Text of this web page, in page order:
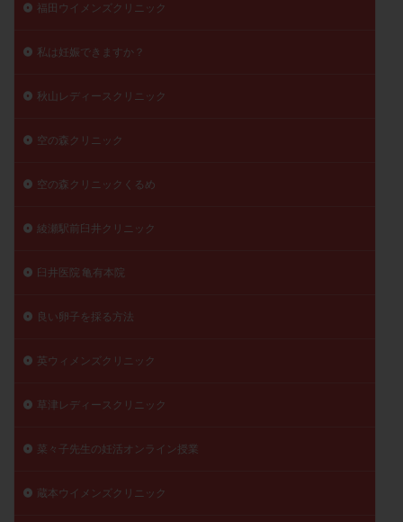
福田ウイメンズクリニック
私は妊娠できますか？
秋山レディースクリニック
空の森クリニック
空の森クリニックくるめ
綾瀬駅前臼井クリニック
臼井医院 亀有本院
良い卵子を採る方法
英ウィメンズクリニック
草津レディースクリニック
菜々子先生の妊活オンライン授業
蔵本ウイメンズクリニック